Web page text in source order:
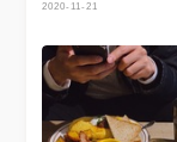
2020-11-21